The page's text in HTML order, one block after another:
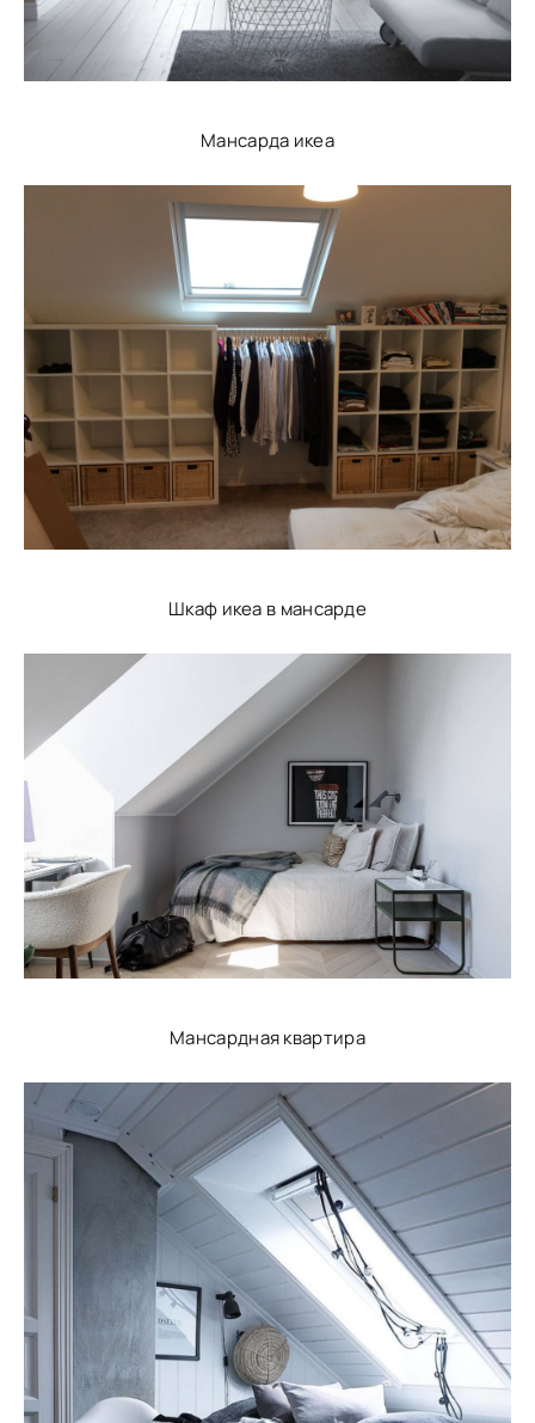
Мансарда икеа
Шкаф икеа в мансарде
Мансардная квартира